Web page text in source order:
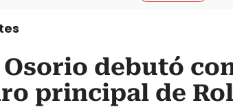
Osorio debutó
principal de